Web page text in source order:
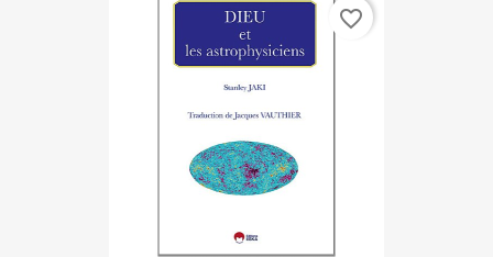
favorite_border